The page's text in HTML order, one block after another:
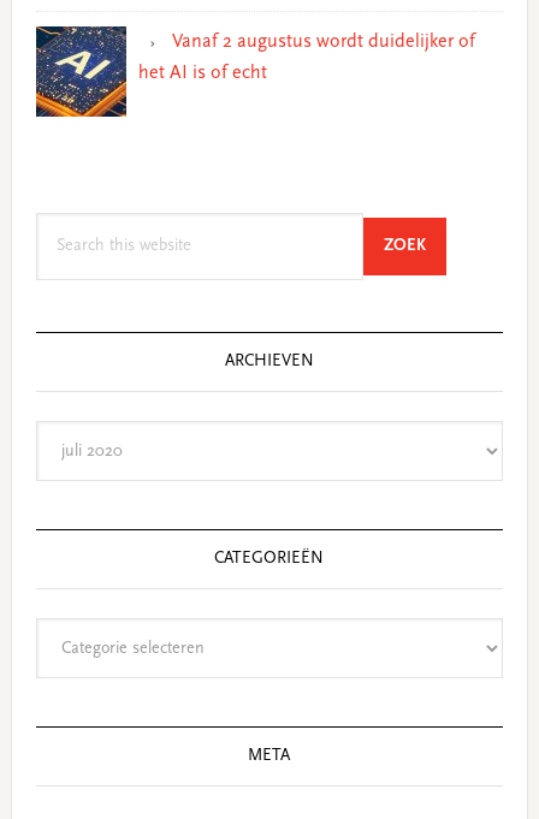
Vanaf 2 augustus wordt duidelijker of
het AI is of echt
ZOEKSEARCH
ARCHIEVEN
CATEGORIEËN
META